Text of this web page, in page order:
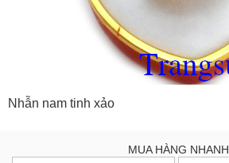
Nhẫn nam tinh xảo
MUA HÀNG NHANH